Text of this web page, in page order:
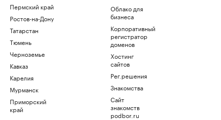
Пермский край
Ростов-на-Дону
Татарстан
Тюмень
Черноземье
Кавказ
Карелия
Мурманск
Приморский
край
Облако для
бизнеса
Корпоративный
регистратор
доменов
Хостинг
сайтов
Рег.решения
Знакомства
Сайт
знакомств
podbor.ru